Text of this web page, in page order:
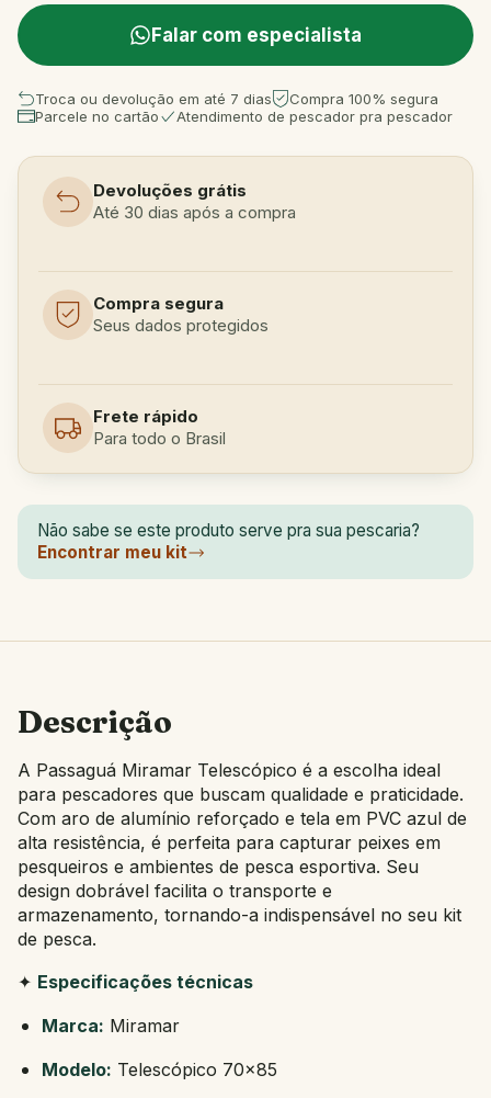
Falar com especialista
Troca ou devolução em até 7 dias
Compra 100% segura
Parcele no cartão
Atendimento de pescador pra pescador
Devoluções grátis
Até 30 dias após a compra
Compra segura
Seus dados protegidos
Frete rápido
Para todo o Brasil
Não sabe se este produto serve pra sua pescaria?
Encontrar meu kit
Descrição
A Passaguá Miramar Telescópico é a escolha ideal
para pescadores que buscam qualidade e praticidade.
Com aro de alumínio reforçado e tela em PVC azul de
alta resistência, é perfeita para capturar peixes em
pesqueiros e ambientes de pesca esportiva. Seu
design dobrável facilita o transporte e
armazenamento, tornando-a indispensável no seu kit
de pesca.
✦ Especificações técnicas
Marca: Miramar
Modelo: Telescópico 70x85